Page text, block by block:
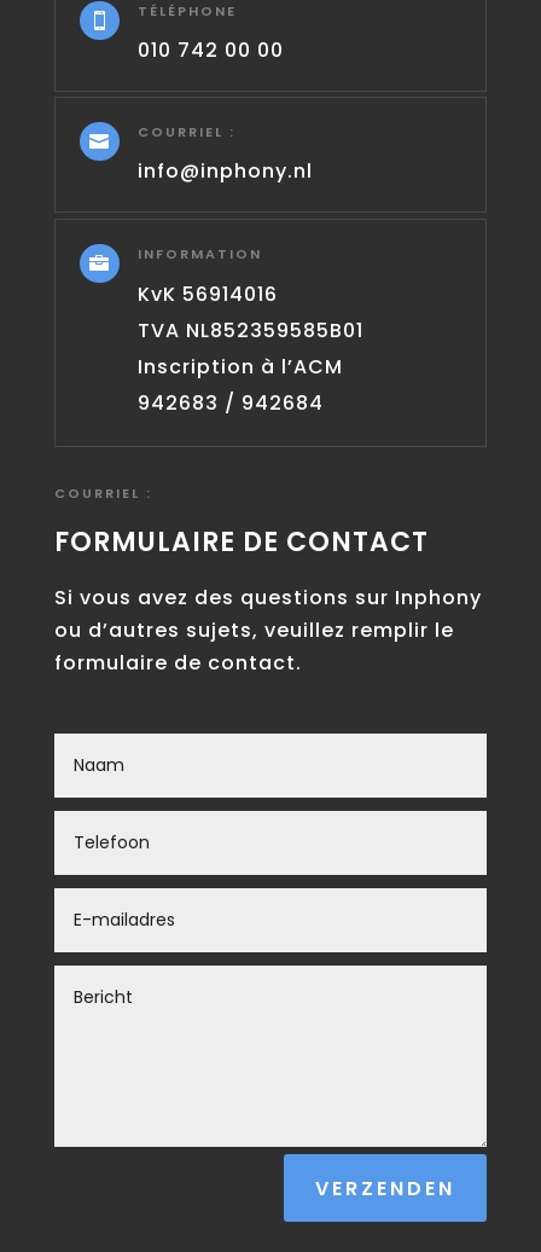
 TÉLÉPHONE
010 742 00 00
 COURRIEL :
info@inphony.nl
 INFORMATION
KvK 56914016
TVA NL852359585B01
Inscription à l’ACM
942683 / 942684
COURRIEL :
FORMULAIRE DE CONTACT
Si vous avez des questions sur Inphony
ou d’autres sujets, veuillez remplir le
formulaire de contact.
VERZENDEN